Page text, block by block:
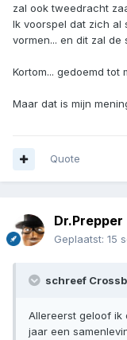
zal ook tweedracht
Ik voorspel dat zich al
vormen... en dit zal
Kortom... gedoemd tot
Maar dat is mijn
Quote
Dr.Prepper
Geplaatst: 15
schreef
Allereerst geloof ik
jaar een